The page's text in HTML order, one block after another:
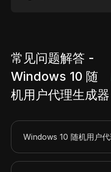
常见问题解答 -
Windows 10 随
机用户代理生成器
Windows 10 随机用户